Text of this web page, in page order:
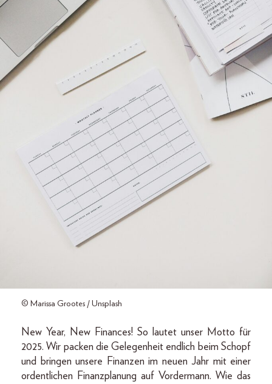
© Marissa Grootes / Unsplash
New Year, New Finances! So lautet unser Motto für
2025. Wir packen die Gelegenheit endlich beim Schopf
und bringen unsere Finanzen im neuen Jahr mit einer
ordentlichen Finanzplanung auf Vordermann. Wie das